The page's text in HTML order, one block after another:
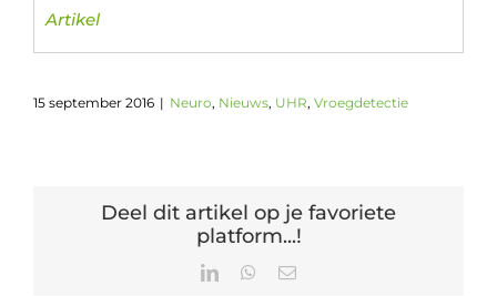
Artikel
15 september 2016 | Neuro, Nieuws, UHR, Vroegdetectie
Deel dit artikel op je favoriete
platform...!
LinkedInWhatsApp
E-